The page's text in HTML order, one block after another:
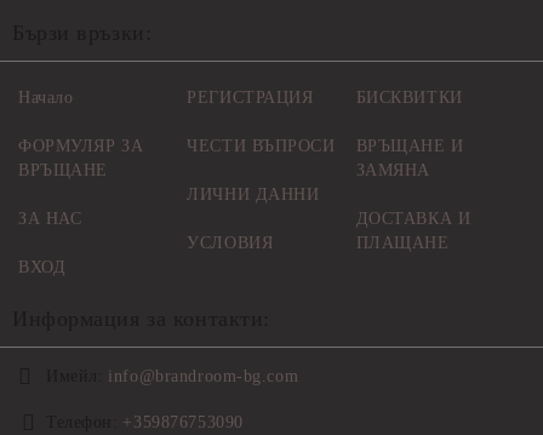
Начало
ФОРМУЛЯР ЗА
ВРЪЩАНЕ
ЗА НАС
ВХОД
РЕГИСТРАЦИЯ
ЧЕСТИ ВЪПРОСИ
ЛИЧНИ ДАННИ
УСЛОВИЯ
БИСКВИТКИ
ВРЪЩАНЕ И
ЗАМЯНА
ДОСТАВКА И
ПЛАЩАНЕ
info@brandroom-bg.com
+359876753090